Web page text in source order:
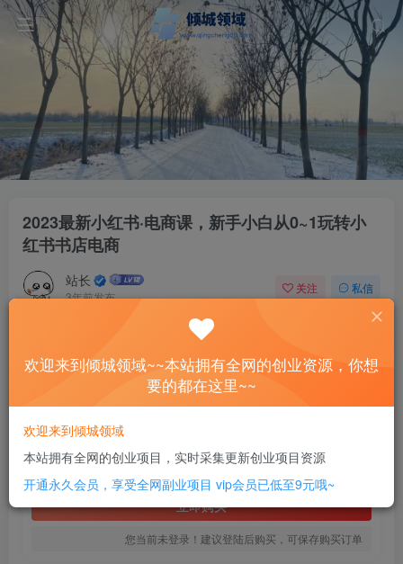
2023最新小红书·电商课，新手小白从0~1玩转小
红书书店电商
站长
3年前发布
关注 私信
2023最新小红书·电商课，新手小白从0~1玩转小红书书店电商
此内容为付费资源，请付费后查看
SVIP全站会员 免费
立即购买
您当前未登录！建议登陆后购买，可保存购买订单
欢迎来到倾城领域~~本站拥有全网的创业资源，你想
要的都在这里~~
欢迎来到倾城领域
本站拥有全网的创业项目，实时采集更新创业项目资源
开通永久会员，享受全网副业项目 vip会员已低至9元哦~